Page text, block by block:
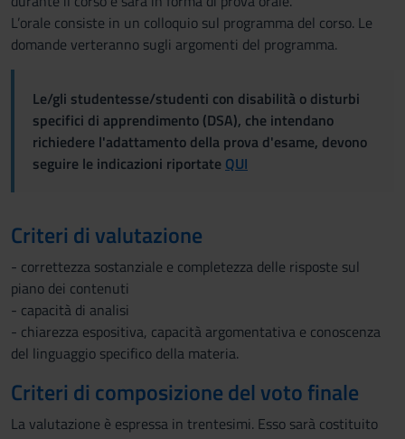
L’orale consiste in un colloquio sul programma del corso. Le
domande verteranno sugli argomenti del programma.
Le/gli studentesse/studenti con disabilità o disturbi
specifici di apprendimento (DSA), che intendano
richiedere l'adattamento della prova d'esame, devono
seguire le indicazioni riportate QUI
Criteri di valutazione
- correttezza sostanziale e completezza delle risposte sul
piano dei contenuti
- capacità di analisi
- chiarezza espositiva, capacità argomentativa e conoscenza
del linguaggio specifico della materia.
Criteri di composizione del voto finale
La valutazione è espressa in trentesimi. Esso sarà costituito